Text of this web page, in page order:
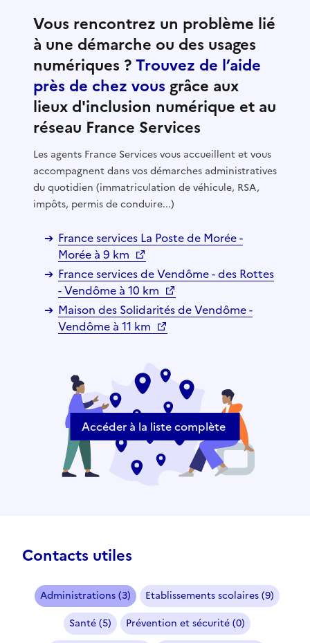
Vous rencontrez un problème lié
à une démarche ou des usages
numériques ?Trouvez de l’aide
près de chez vous grâce aux
lieux d'inclusion numérique et au
réseau France Services
Les agents France Services vous accueillent et vous
accompagnent dans vos démarches administratives
du quotidien (immatriculation de véhicule, RSA,
impôts, permis de conduire...)
France services La Poste de Morée -
Morée à 9 km
France services de Vendôme - des Rottes
- Vendôme à 10 km
Maison des Solidarités de Vendôme -
Vendôme à 11 km
Accéder à la liste complète
Contacts utiles
Administrations (3)
Etablissements scolaires (9)
Santé (5)
Prévention et sécurité (0)